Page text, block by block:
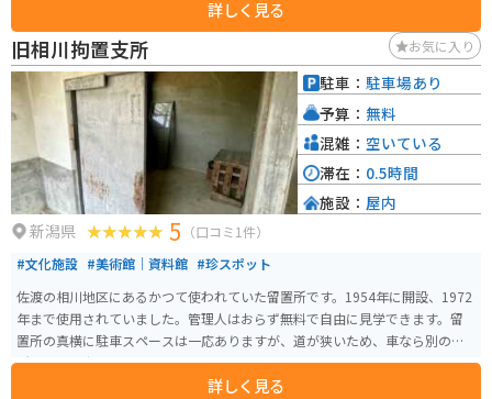
詳しく見る
旧相川拘置支所 お気に入り
新潟県 5 （口コミ1件）
#文化施設 #美術館｜資料館 #珍スポット
佐渡の相川地区にあるかつて使われていた留置所です。1954年に開設、1972
年まで使用されていました。管理人はおらず無料で自由に見学できます。留
置所の真横に駐車スペースは一応ありますが、道が狭いため、車なら別の場
所に止めて歩いた方がいいです。バイクなら問題ないです。
詳しく見る
駐車： 駐車場あり
予算： 無料
混雑： 空いている
滞在： 0.5時間
施設： 屋内